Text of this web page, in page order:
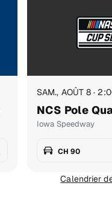
SAM., AOÛT 8 ·
NCS Pole
Iowa Speedway
CH 90
Calendrier